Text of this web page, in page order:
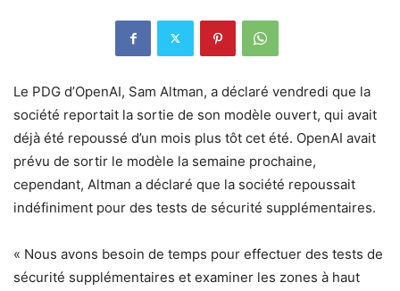
Le PDG d’OpenAI, Sam Altman, a déclaré vendredi que la
société reportait la sortie de son modèle ouvert, qui avait
déjà été repoussé d’un mois plus tôt cet été. OpenAI avait
prévu de sortir le modèle la semaine prochaine,
cependant, Altman a déclaré que la société repoussait
indéfiniment pour des tests de sécurité supplémentaires.
« Nous avons besoin de temps pour effectuer des tests de
sécurité supplémentaires et examiner les zones à haut